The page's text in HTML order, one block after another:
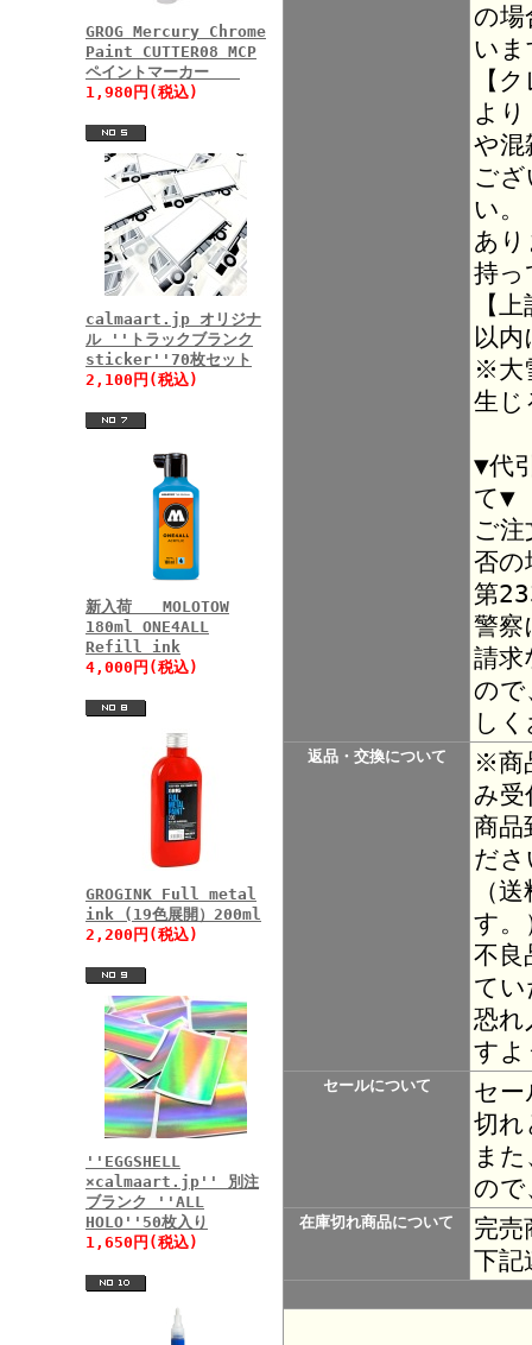
GROG Mercury Chrome
Paint CUTTER08 MCP
ペイントマーカー
1,980円(税込)
calmaart.jp オリジナ
ル ''トラックブランク
sticker''70枚セット
2,100円(税込)
新入荷 MOLOTOW
180ml ONE4ALL
Refill ink
4,000円(税込)
GROGINK Full metal
ink (19色展開）200ml
2,200円(税込)
''EGGSHELL
×calmaart.jp'' 別注
ブランク ''ALL
HOLO''50枚入り
1,650円(税込)
の場
い
【
よ
や混
ご
い
あ
持っ
【
以内
※大
生じ
▼代
て▼
ご
否の
第
警察
請求
ので
し
返品・交換について
※商
み受
商品
だ
（
す。
不良
て
恐れ
すよ
セールについて
セ
切れ
ま
ので
在庫切れ商品について
完
下記